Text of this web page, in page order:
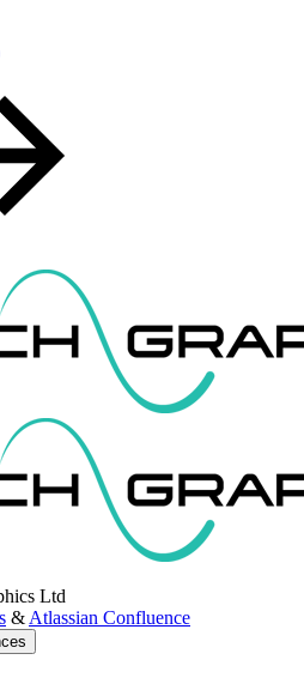
Ltd
& Atlassian Confluence